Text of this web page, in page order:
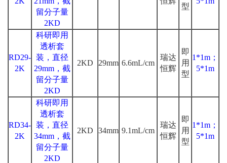
留分子量
2KD
型
RD29-
2K
科研即用
透析套
装，直径
29mm，截
留分子量
2KD
2KD 29mm 6.6mL/cm
瑞达
恒辉
即
用
型
1*1m；
5*1m
RD34-
2K
科研即用
透析套
装，直径
34mm，截
留分子量
2KD
2KD 34mm 9.1mL/cm
瑞达
恒辉
即
用
型
1*1m；
5*1m